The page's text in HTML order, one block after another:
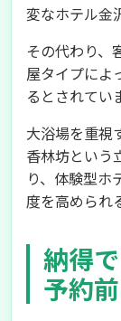
変なホテル金
その代わり、
屋タイプによ
るとされてい
大浴場を重視
香林坊という
り、体験型ホ
度を高められ
納得
予約